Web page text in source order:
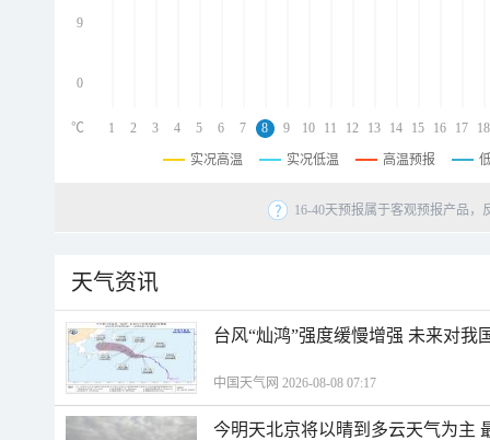
9
0
1 2 3 4 5 6 7 8 9 10 11 12 13 14 15 16 17 18
℃
实况高温 实况低温 高温预报
16-40天预报属于客观预报产品
天气资讯
台风“灿鸿”强度缓慢增强 未来对我
中国天气网 2026-08-08 07:17
今明天北京将以晴到多云天气为主